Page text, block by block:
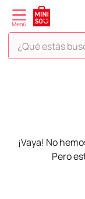
¿Qué estás
¡Vaya! No
Pero